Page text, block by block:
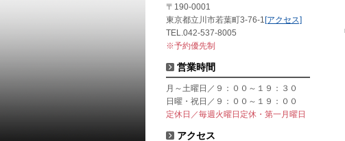
〒190-0001
東京都立川市若葉町3-76-1 [アクセス]
TEL.042-537-8005
※予約優先制
営業時間
月～土曜日／９：００～１９：３０
日曜・祝日／９：００～１９：００
定休日／毎週火曜日定休・第一月曜日
アクセス